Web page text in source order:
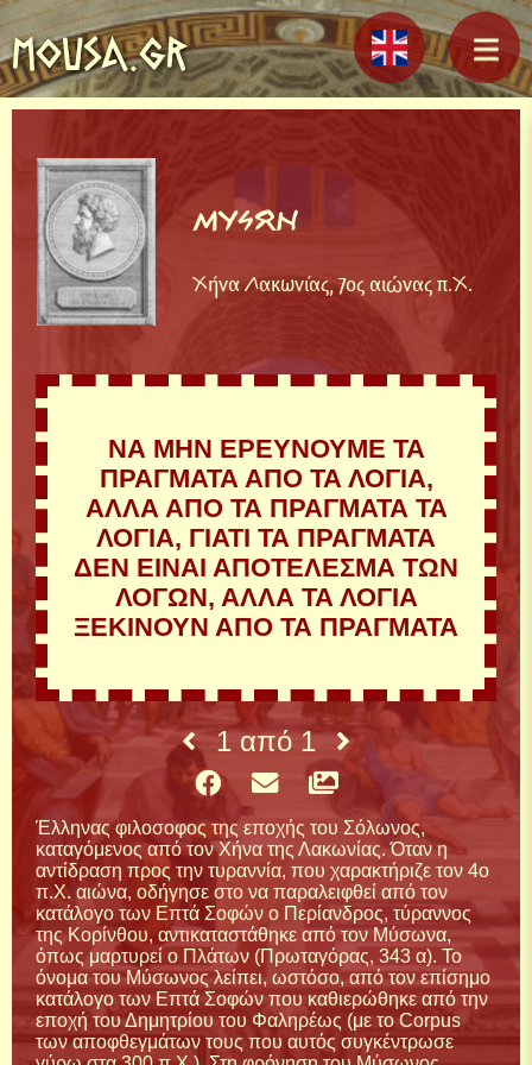
MOUSA.GR
ΜΥΣΩΝ
Χήνα Λακωνίας, 7ος αιώνας π.Χ.
ΝΑ ΜΗΝ ΕΡΕΥΝΟΥΜΕ ΤΑ
ΠΡΑΓΜΑΤΑ ΑΠΟ ΤΑ ΛΟΓΙΑ,
ΑΛΛΑ ΑΠΟ ΤΑ ΠΡΑΓΜΑΤΑ ΤΑ
ΛΟΓΙΑ, ΓΙΑΤΙ ΤΑ ΠΡΑΓΜΑΤΑ
ΔΕΝ ΕΙΝΑΙ ΑΠΟΤΕΛΕΣΜΑ ΤΩΝ
ΛΟΓΩΝ, ΑΛΛΑ ΤΑ ΛΟΓΙΑ
ΞΕΚΙΝΟΥΝ ΑΠΟ ΤΑ ΠΡΑΓΜΑΤΑ
1 από1
Έλληνας φιλοσοφος της εποχής του Σόλωνος,
καταγόμενος από τον Χήνα της Λακωνίας. Όταν η
αντίδραση προς την τυραννία, που χαρακτήριζε τον 4ο
π.Χ. αιώνα, οδήγησε στο να παραλειφθεί από τον
κατάλογο των Επτά Σοφών ο Περίανδρος, τύραννος
της Κορίνθου, αντικαταστάθηκε από τον Μύσωνα,
όπως μαρτυρεί ο Πλάτων (Πρωταγόρας, 343 α). Το
όνομα του Μύσωνος λείπει, ωστόσο, από τον επίσημο
κατάλογο των Επτά Σοφών που καθιερώθηκε από την
εποχή του Δημητρίου του Φαληρέως (με το Corpus
των αποφθεγμάτων τους που αυτός συγκέντρωσε